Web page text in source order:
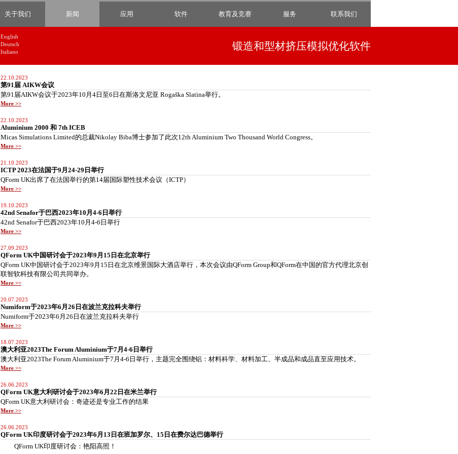
Skip to main content
关于我们 新闻 应用 软件 教育及竞赛 服务 联系我们
English
Deutsch
Italiano
锻造和型材挤压模拟优化软件
22.10.2023
第91届 AIKW会议
第91届AIKW会议于2023年10月4日至6日在斯洛文尼亚 Rogaška Slatina举行。
More >>
22.10.2023
Aluminium 2000 和 7th ICEB
Micas Simulations Limited的总裁Nikolay Biba博士参加了此次12th Aluminium Two Thousand World Congress。
More >>
21.10.2023
ICTP 2023在法国于9月24-29日举行
QForm UK出席了在法国举行的第14届国际塑性技术会议（ICTP）
More >>
19.10.2023
42nd Senafor于巴西2023年10月4-6日举行
42nd Senafor于巴西2023年10月4-6日举行
More >>
27.09.2023
QForm UK中国研讨会于2023年9月15日在北京举行
QForm UK中国研讨会于2023年9月15日在北京维景国际大酒店举行，本次会议由QForm Group和QForm在中国的官方代理北京创
联智软科技有限公司共同举办。
More >>
20.07.2023
Numiform于2023年6月26日在波兰克拉科夫举行
Numiform于2023年6月26日在波兰克拉科夫举行
More >>
18.07.2023
澳大利亚2023The Forum Aluminium于7月4-6日举行
澳大利亚2023The Forum Aluminium于7月4-6日举行，主题完全围绕铝：材料科学、材料加工、半成品和成品直至应用技术。
More >>
26.06.2023
QForm UK意大利研讨会于2023年6月22日在米兰举行
QForm UK意大利研讨会：奇迹还是专业工作的结果
More >>
26.06.2023
QForm UK印度研讨会于2023年6月13日在班加罗尔、15日在费尔达巴德举行
QForm UK印度研讨会：艳阳高照！